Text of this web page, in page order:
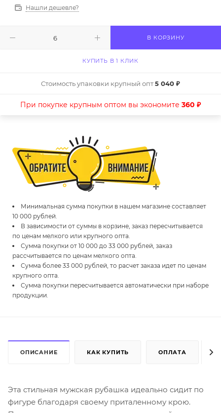
Нашли дешевле?
В КОРЗИНУ
КУПИТЬ В 1 КЛИК
Стоимость упаковки крупный опт5 040 ₽
При покупке крупным оптом вы экономите 360 ₽
Минимальная сумма покупки в нашем магазине составляет
10 000 рублей.
В зависимости от суммы в корзине, заказ пересчитывается
по ценам мелкого или крупного опта.
Сумма покупки от 10 000 до 33 000 рублей, заказ
рассчитывается по ценам мелкого опта.
Сумма более 33 000 рублей, то расчет заказа идет по ценам
крупного опта.
Сумма покупки пересчитывается автоматически при наборе
продукции.
ОПИСАНИЕ КАК КУПИТЬ ОПЛАТА
Эта стильная мужская рубашка идеально сидит по
фигуре благодаря своему приталенному крою.